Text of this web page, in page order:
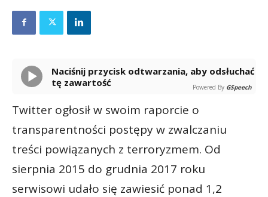
Naciśnij przycisk odtwarzania, aby odsłuchać
tę zawartość
Powered By GSpeech
Twitter ogłosił w swoim raporcie o
transparentności postępy w zwalczaniu
treści powiązanych z terroryzmem. Od
sierpnia 2015 do grudnia 2017 roku
serwisowi udało się zawiesić ponad 1,2